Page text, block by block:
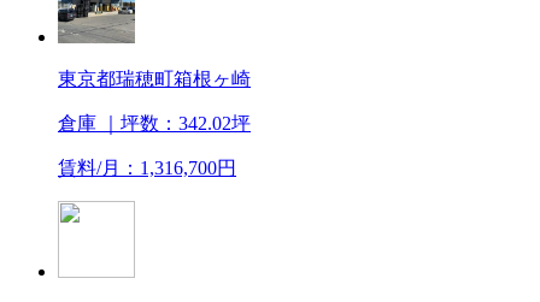
東京都瑞穂町箱根ヶ崎
倉庫 ｜坪数：342.02坪
賃料/月：1,316,700円